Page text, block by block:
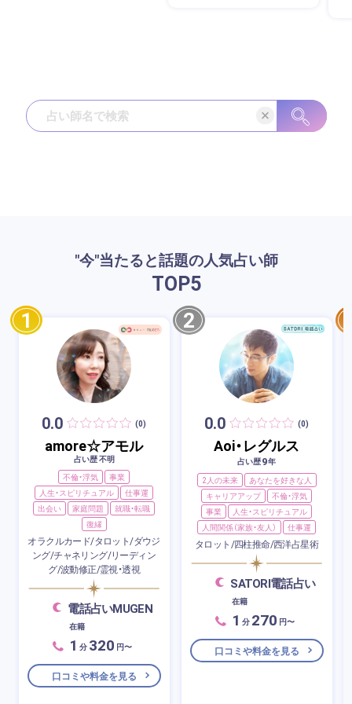
"今"当たると話題の人気占い師
TOP5
1
0.0 (0)
amore☆アモル
占い歴 不明
不倫・浮気
事業
人生・スピリチュアル
仕事運
出会い
家庭問題
就職・転職
復縁
オラクルカード/タロット/ダウジ
ング/チャネリング/リーディン
グ/波動修正/霊視・透視
電話占いMUGEN
在籍
1 分 320 円〜
口コミや料金を見る
2
0.0 (0)
Aoi・レグルス
占い歴9年
2人の未来
あなたを好きな人
キャリアアップ
不倫・浮気
事業
人生・スピリチュアル
人間関係（家族・友人）
仕事運
タロット/四柱推命/西洋占星術
SATORI電話占い
在籍
1 分 270 円〜
口コミや料金を見る